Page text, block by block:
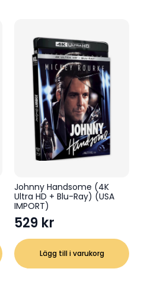
Johnny Handsome (4K
Ultra HD + Blu-Ray) (USA
IMPORT)
529 kr
Lägg till i varukorg